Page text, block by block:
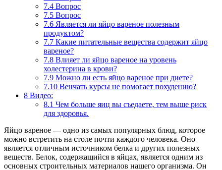
7.4 Вопрос
7.5 Вопрос
7.6 Является ли яйцо вареное полезным
продуктом?
7.7 Какие питательные вещества содержит яйцо
вареное?
7.8 Влияет ли яйцо вареное на уровень
холестерина в крови?
7.9 Можно ли есть яйцо вареное при диете?
7.10 Венчать курсы не помогает похудению?
8 Видео:
8.1 Чем больше яиц вы съедаете, тем выше риск
для здоровья.
Яйцо вареное — одно из самых популярных блюд, которое
можно встретить на столе почти каждого человека. Оно
является отличным источником белка и других полезных
веществ. Белок, содержащийся в яйцах, является одним из
основных строительных материалов нашего организма. Он